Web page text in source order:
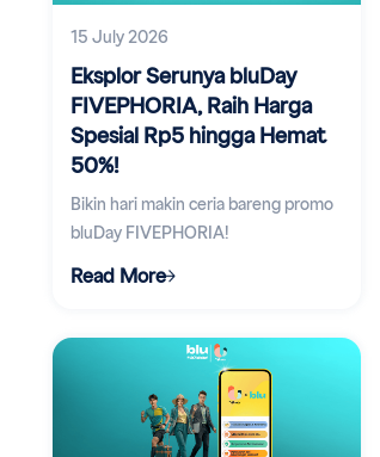
15 July 2026
Eksplor Serunya bluDay
FIVEPHORIA, Raih Harga
Spesial Rp5 hingga Hemat
50%!
Bikin hari makin ceria bareng promo
bluDay FIVEPHORIA!
Read More